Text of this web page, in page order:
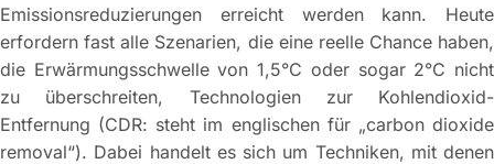
Emissionsreduzierungen erreicht werden kann. Heute
erfordern fast alle Szenarien, die eine reelle Chance haben,
die Erwärmungsschwelle von 1,5°C oder sogar 2°C nicht
zu überschreiten, Technologien zur Kohlendioxid-
Entfernung (CDR: steht im englischen für „carbon dioxide
removal“). Dabei handelt es sich um Techniken, mit denen